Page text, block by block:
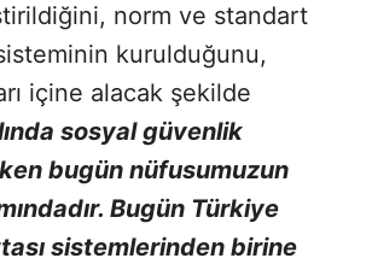
norm ve standart
kurulduğunu,
içine alacak şekilde
sosyal güvenlik
bugün nüfusumuzun
Bugün Türkiye
sistemlerinden birine